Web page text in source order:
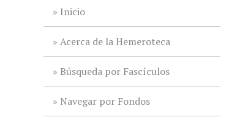
Inicio
Acerca de la Hemeroteca
Búsqueda por Fascículos
Navegar por Fondos